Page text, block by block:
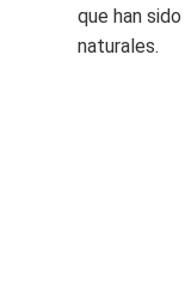
que han
naturales.